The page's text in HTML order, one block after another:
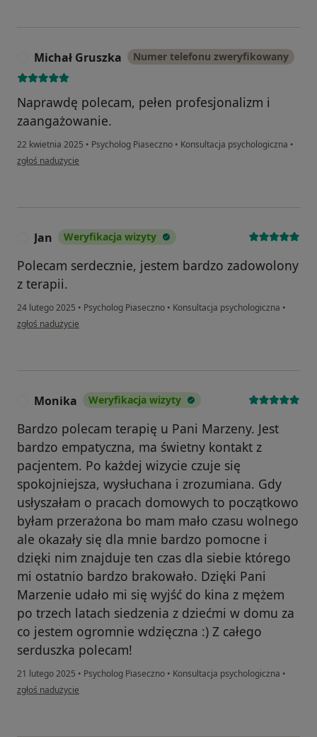
Michał Gruszka Numer telefonu zweryfikowany
Naprawdę polecam, pełen profesjonalizm i
zaangażowanie.
22 kwietnia 2025 • Psycholog Piaseczno • Konsultacja psychologiczna •
w opinii użytkownika Michał Gruszka
zgłoś nadużycie
Jan Weryfikacja wizyty
Polecam serdecznie, jestem bardzo zadowolony
z terapii.
24 lutego 2025 • Psycholog Piaseczno • Konsultacja psychologiczna •
w opinii użytkownika Jan
zgłoś nadużycie
Monika Weryfikacja wizyty
Bardzo polecam terapię u Pani Marzeny. Jest
bardzo empatyczna, ma świetny kontakt z
pacjentem. Po każdej wizycie czuje się
spokojniejsza, wysłuchana i zrozumiana. Gdy
usłyszałam o pracach domowych to początkowo
byłam przerażona bo mam mało czasu wolnego
ale okazały się dla mnie bardzo pomocne i
dzięki nim znajduje ten czas dla siebie którego
mi ostatnio bardzo brakowało. Dzięki Pani
Marzenie udało mi się wyjść do kina z mężem
po trzech latach siedzenia z dziećmi w domu za
co jestem ogromnie wdzięczna :) Z całego
serduszka polecam!
21 lutego 2025 • Psycholog Piaseczno • Konsultacja psychologiczna •
w opinii użytkownika Monika
zgłoś nadużycie